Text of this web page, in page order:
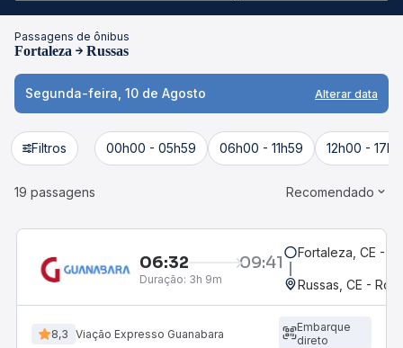
Passagens de ônibus
Fortaleza Russas
Segunda-feira, 10 de Agosto Alterar data
Filtros 00h00 - 05h59 06h00 - 11h59 12h00 -
19 passagens Recomendado
06:32 09:41
Duração: 3h 9m
Fortaleza, CE -
Russas, CE -
8,3 Viação Expresso Guanabara
Embarque
direto